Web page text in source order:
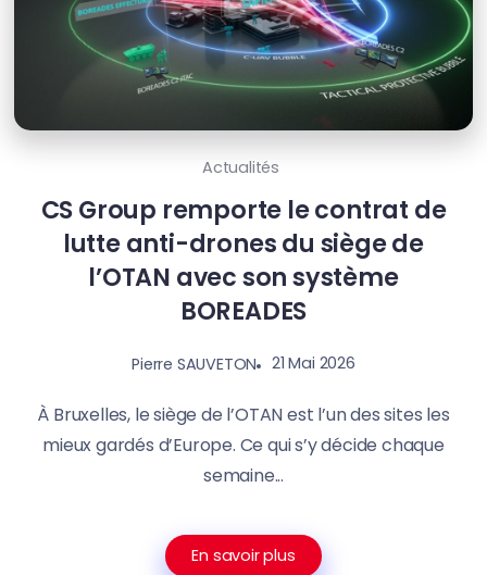
Actualités
CS Group remporte le contrat de
lutte anti-drones du siège de
l’OTAN avec son système
BOREADES
Pierre SAUVETON 21 Mai 2026
À Bruxelles, le siège de l’OTAN est l’un des sites les
mieux gardés d’Europe. Ce qui s’y décide chaque
semaine...
En savoir plus